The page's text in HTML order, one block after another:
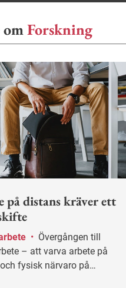
omForskning
på distans kräver ett
•
– att varva arbete på
fysisk närvaro på